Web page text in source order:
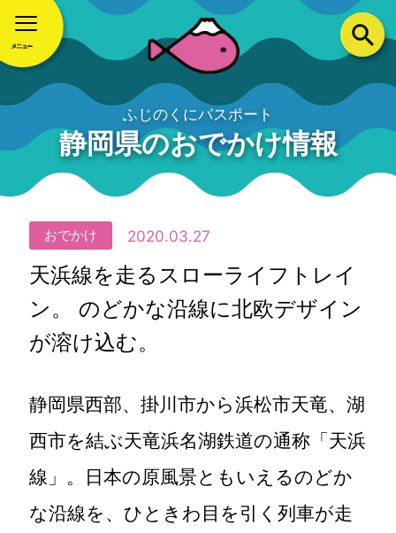
ふじのくにパスポート
静岡県のおでかけ情報
おでかけ 2020.03.27
天浜線を走るスローライフトレイ
ン。 のどかな沿線に北欧デザイン
が溶け込む。
静岡県西部、掛川市から浜松市天竜、湖
西市を結ぶ天竜浜名湖鉄道の通称「天浜
線」。日本の原風景ともいえるのどか
な沿線を、ひときわ目を引く列車が走